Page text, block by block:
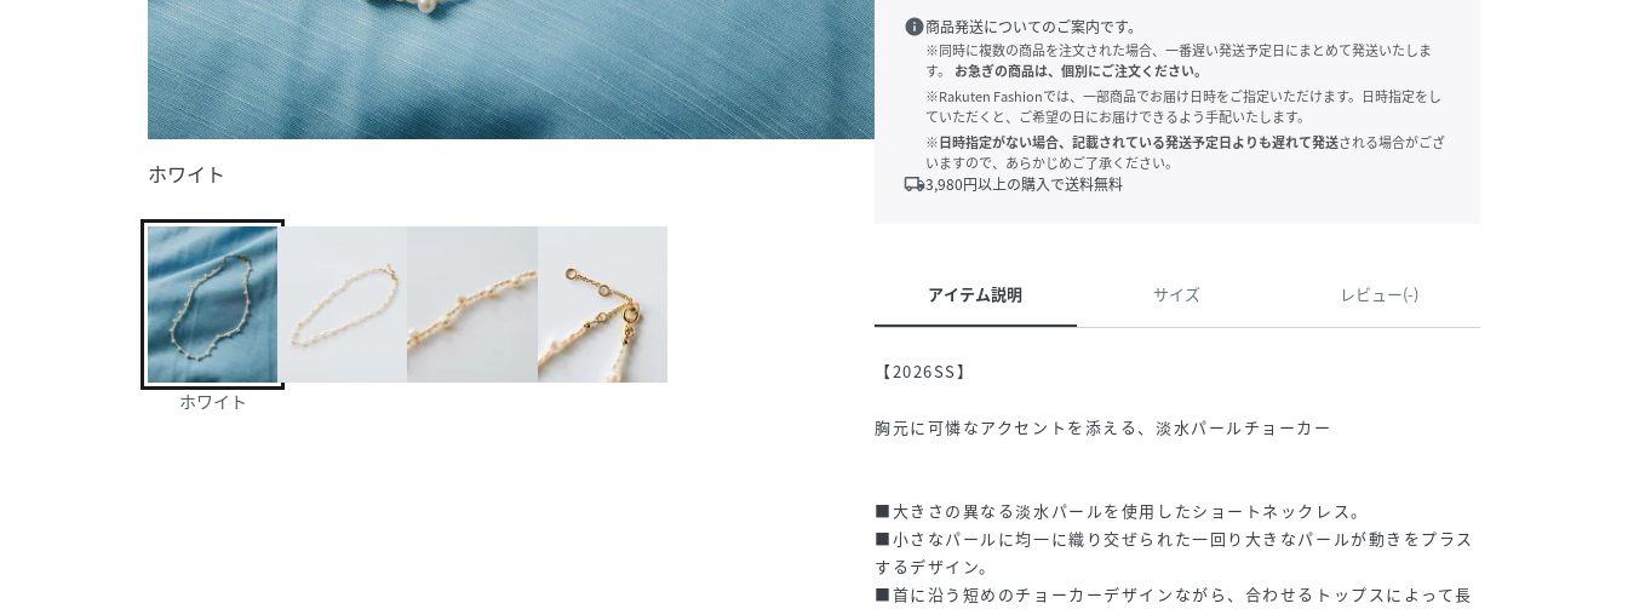
ホワイト
ホワイト
info商品発送についてのご案内です。
※同時に複数の商品を注文された場合、一番遅い発送予定日にまとめて発送いたしま
す。
お急ぎの商品は、個別にご注文ください。
※Rakuten Fashionでは、一部商品でお届け日時をご指定いただけます。日時指定をし
ていただくと、ご希望の日にお届けできるよう手配いたします。
※日時指定がない場合、記載されている発送予定日よりも遅れて発送される場合がござ
いますので、あらかじめご了承ください。
local_shipping3,980円以上の購入で送料無料
アイテム説明 サイズ レビュー(-)
【2026SS】
胸元に可憐なアクセントを添える、淡水パールチョーカー
■大きさの異なる淡水パールを使用したショートネックレス。
■小さなパールに均一に織り交ぜられた一回り大きなパールが動きをプラス
するデザイン。
■首に沿う短めのチョーカーデザインながら、合わせるトップスによって長